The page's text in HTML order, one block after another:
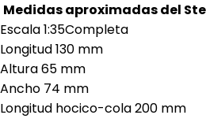
Medidas aproximadas del
Escala 1:35Completa
Longitud 130 mm
Altura 65 mm
Ancho 74 mm
Longitud hocico-cola 200 mm